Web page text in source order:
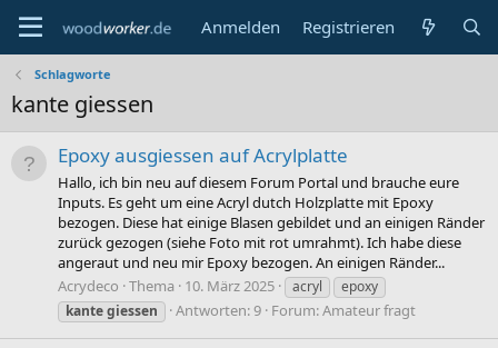
Anmelden Registrieren
Schlagworte
kante giessen
Epoxy ausgiessen auf Acrylplatte
Hallo, ich bin neu auf diesem Forum Portal und brauche eure
Inputs. Es geht um eine Acryl dutch Holzplatte mit Epoxy
bezogen. Diese hat einige Blasen gebildet und an einigen Ränder
zurück gezogen (siehe Foto mit rot umrahmt). Ich habe diese
angeraut und neu mir Epoxy bezogen. An einigen Ränder...
Acrydeco Thema 10. März 2025 acryl
epoxy
kantegiessen Antworten: 9 Forum:Amateur fragt